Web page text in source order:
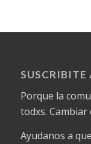
SUSCRIBITE
Porque la
todxs. Cambiar
Ayudanos a